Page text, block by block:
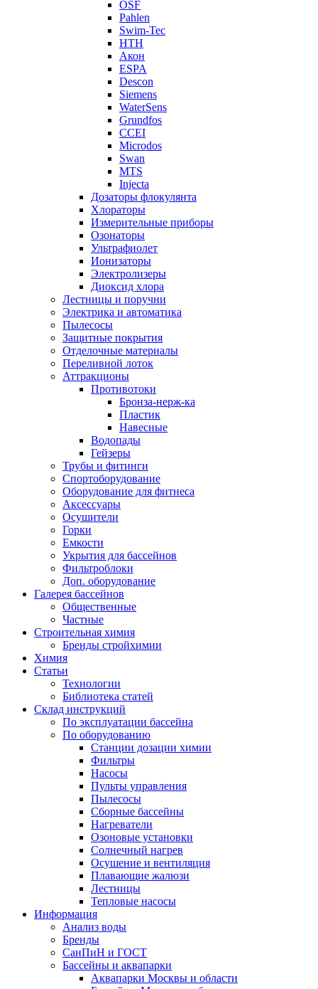
OSF
Pahlen
Swim-Tec
НТН
Акон
ESPA
Descon
Siemens
WaterSens
Grundfos
CCEI
Microdos
Swan
MTS
Injecta
Дозаторы флокулянта
Хлораторы
Измерительные приборы
Озонаторы
Ультрафиолет
Ионизаторы
Электролизеры
Диоксид хлора
Лестницы и поручни
Электрика и автоматика
Пылесосы
Защитные покрытия
Отделочные материалы
Переливной лоток
Аттракционы
Противотоки
Бронза-нерж-ка
Пластик
Навесные
Водопады
Гейзеры
Трубы и фитинги
Спортоборудование
Оборудование для фитнеса
Аксессуары
Осушители
Горки
Емкости
Укрытия для бассейнов
Фильтроблоки
Доп. оборудование
Галерея бассейнов
Общественные
Частные
Строительная химия
Бренды стройхимии
Химия
Статьи
Технологии
Библиотека статей
Склад инструкций
По эксплуатации бассейна
По оборудованию
Станции дозации химии
Фильтры
Насосы
Пульты управления
Пылесосы
Сборные бассейны
Нагреватели
Озоновые установки
Солнечный нагрев
Осушение и вентиляция
Плавающие жалюзи
Лестницы
Тепловые насосы
Информация
Анализ воды
Бренды
СанПиН и ГОСТ
Бассейны и аквапарки
Аквапарки Москвы и области